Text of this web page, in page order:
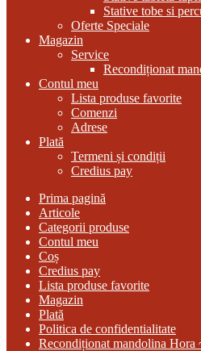
Stative tobe si
Oferte Speciale
Magazin
Service
Recondiționat
Contul meu
Lista produse favorite
Comenzi
Adrese
Plată
Termeni și condiții
Credius pay
Prima pagină
Articole
Categorii produse
Contul meu
Coș
Credius pay
Lista produse favorite
Magazin
Plată
Politica de confidentialitate
Recondiționat mandolina Hora